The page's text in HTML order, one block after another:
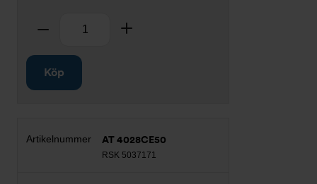
Ta bort
Köp
AT 4028CE50
RSK 5037171